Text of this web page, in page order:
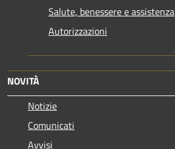
Salute, benessere e assistenza
Autorizzazioni
NOVITÀ
Notizie
Comunicati
Avvisi